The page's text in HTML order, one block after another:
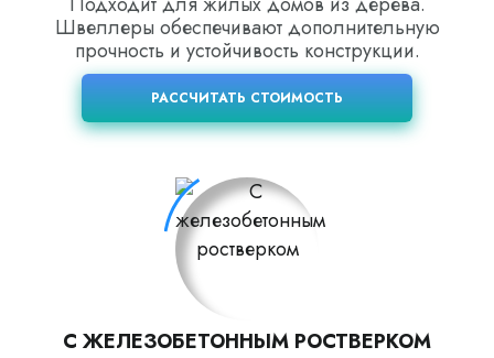
Швеллеры обеспечивают дополнительную
прочность и устойчивость конструкции.
РАССЧИТАТЬ СТОИМОСТЬ
С ЖЕЛЕЗОБЕТОННЫМ РОСТВЕРКОМ